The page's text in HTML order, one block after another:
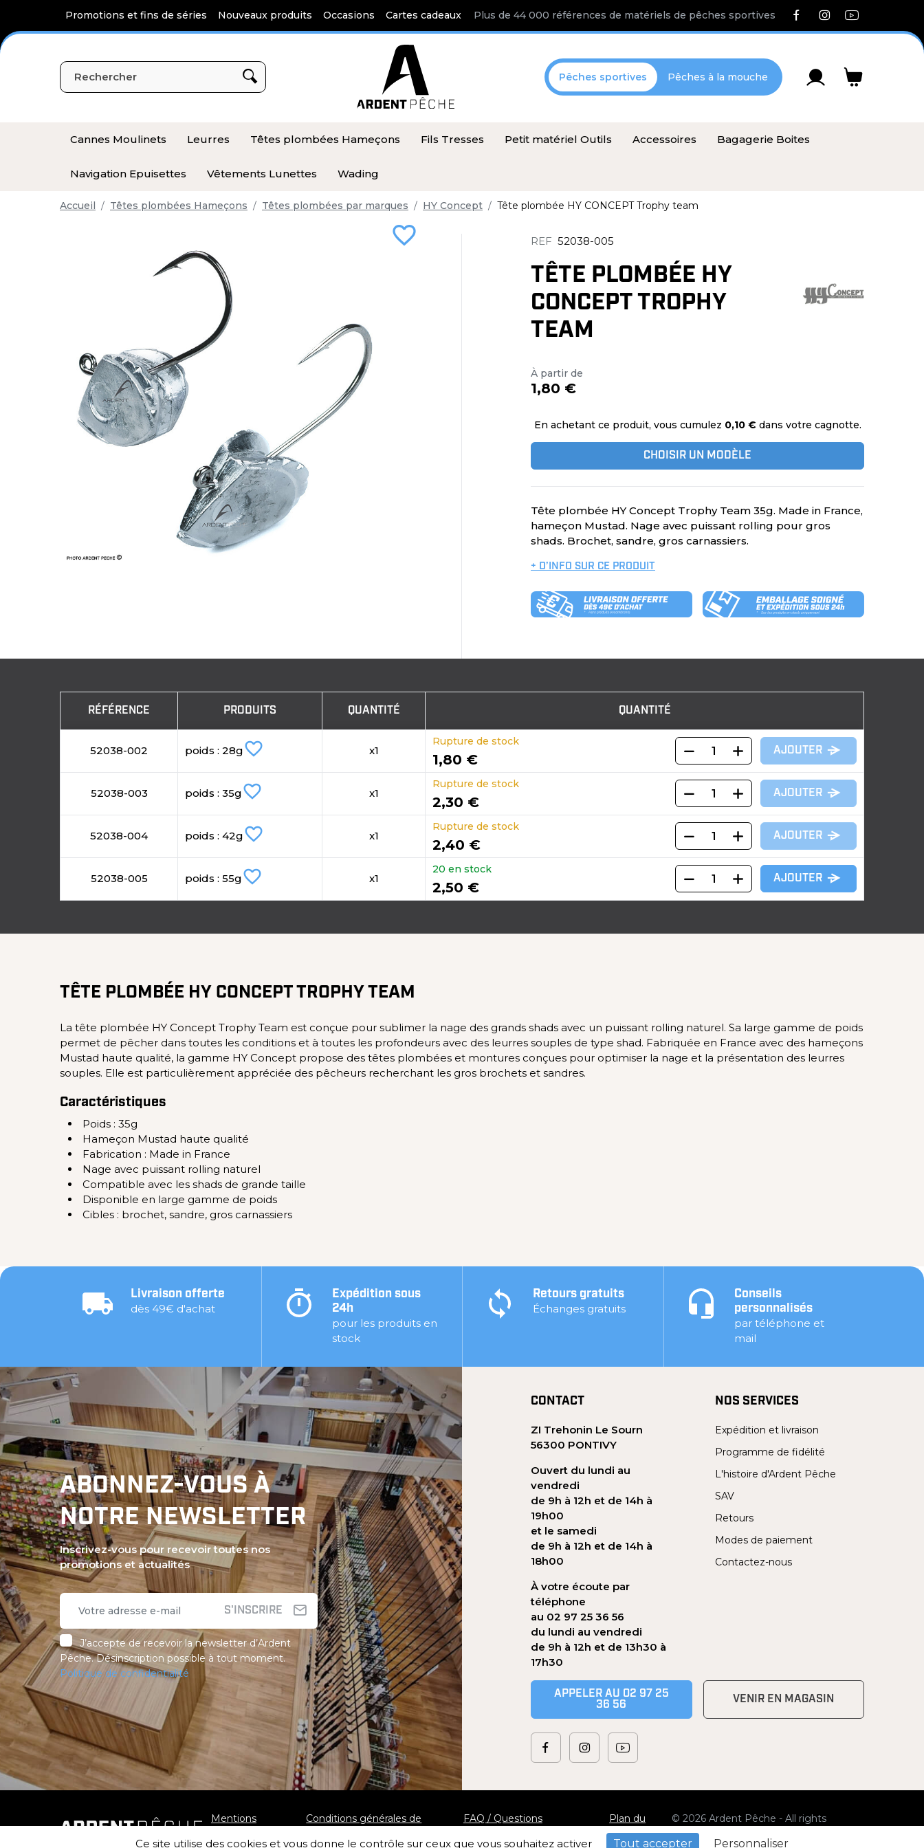
Promotions et fins de séries Nouveaux produits Occasions Cartes cadeaux Plus de 44 000 références de matériels de pêches sportives
Pêches sportives Pêches à la mouche
Cannes Moulinets Leurres Têtes plombées Hameçons Fils Tresses Petit matériel Outils Accessoires Bagagerie Boites
Navigation Epuisettes Vêtements Lunettes Wading
Accueil Têtes plombées Hameçons Têtes plombées par marques HY Concept Tête plombée HY CONCEPT Trophy team
favorite_border REF 52038-005
TÊTE PLOMBÉE HY
CONCEPT TROPHY
TEAM
À partir de
1,80 €
En achetant ce produit, vous cumulez 0,10 € dans votre cagnotte.
CHOISIR UN MODÈLE
Tête plombée HY Concept Trophy Team 35g. Made in France,
hameçon Mustad. Nage avec puissant rolling pour gros
shads. Brochet, sandre, gros carnassiers.
+ D’INFO SUR CE PRODUIT
RÉFÉRENCE PRODUITS QUANTITÉ QUANTITÉ
52038-002 poids : 28gfavorite_border x1
Rupture de stock
1,80 €
AJOUTER
52038-003 poids : 35gfavorite_border x1
Rupture de stock
2,30 €
AJOUTER
52038-004 poids : 42gfavorite_border x1
Rupture de stock
2,40 €
AJOUTER
52038-005 poids : 55gfavorite_border x1
20 en stock
2,50 €
AJOUTER
TÊTE PLOMBÉE HY CONCEPT TROPHY TEAM
La tête plombée HY Concept Trophy Team est conçue pour sublimer la nage des grands shads avec un puissant rolling naturel. Sa large gamme de poids
permet de pêcher dans toutes les conditions et à toutes les profondeurs avec des leurres souples de type shad. Fabriquée en France avec des hameçons
Mustad haute qualité, la gamme HY Concept propose des têtes plombées et montures conçues pour optimiser la nage et la présentation des leurres
souples. Elle est particulièrement appréciée des pêcheurs recherchant les gros brochets et sandres.
Caractéristiques
Poids : 35g
Hameçon Mustad haute qualité
Fabrication : Made in France
Nage avec puissant rolling naturel
Compatible avec les shads de grande taille
Disponible en large gamme de poids
Cibles : brochet, sandre, gros carnassiers
Livraison offerte
dès 49€ d'achat
Expédition sous
24h
pour les produits en
stock
Retours gratuits
Échanges gratuits
Conseils
personnalisés
par téléphone et
mail
ABONNEZ-VOUS À
NOTRE NEWSLETTER
Inscrivez-vous pour recevoir toutes nos
promotions et actualités
S'INSCRIRE
J’accepte de recevoir la newsletter d’Ardent
Pêche. Désinscription possible à tout moment.
Politique de confidentialité
CONTACT
ZI Trehonin Le Sourn
56300 PONTIVY
Ouvert du lundi au
vendredi
de 9h à 12h et de 14h à
19h00
et le samedi
de 9h à 12h et de 14h à
18h00
À votre écoute par
téléphone
au 02 97 25 36 56
du lundi au vendredi
de 9h à 12h et de 13h30 à
17h30
NOS SERVICES
Expédition et livraison
Programme de fidélité
L'histoire d'Ardent Pêche
SAV
Retours
Modes de paiement
Contactez-nous
APPELER AU 02 97 25
36 56
VENIR EN MAGASIN
Mentions
Conditions générales de
FAQ / Questions
Plan du
site
© 2026 Ardent Pêche - All rights
reserved
Ce site utilise des cookies et vous donne le contrôle sur ceux que vous souhaitez activer Tout accepter Personnaliser